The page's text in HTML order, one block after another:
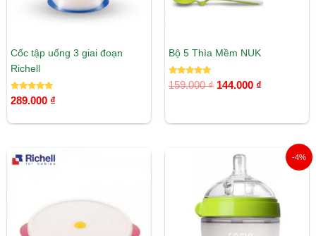
Cốc tập uống 3 giai đoạn
Richell
Được xếp
hạng
289.000 ₫
Bộ 5 Thìa Mềm NUK
Được xếp
hạng
159.000₫ 144.000 ₫
-4%
gốc
là:
436.000 ₫.là:
419.000 ₫.